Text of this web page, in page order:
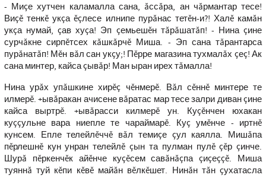
- Миçе хутчен каламалла сана, ăссăра, ан чăрмантар тесе!
Виçĕ тенкĕ укçа ĕçлесе илнипе пурăнас тетĕн-и?! Халĕ камăн
укçа нумай, çав хуçа! Эп çемьешĕн тăрăшатăп! - Нина çине
сурчăкне сирпĕтсех кăшкăрчĕ Миша. - Эп сана тăрантарса
пурăнатăп! Мĕн вăл сан укçу;! Пĕрре магазина тухмалăх çеç! Ак
сана минтер, кайса çывăр! Ман ыран ирех тăмалла!
Нина урăх упăшкине хирĕç чĕнмерĕ. Вăл сĕннĕ минтере те
илмерĕ. +ывăракан ачисене вăратас мар тесе залри диван çине
кайса выртрĕ. +ывăрасси килмерĕ ун. Куçĕнчен юхакан
куççульне вара ниепле те чараймарĕ. Куç умĕнче - иртнĕ
кунсем. Епле телейлĕччĕ вăл темиçе çул каялла. Мишăпа
пĕрлешнĕ кун унран телейлĕ çын та пулман пулĕ çĕр çинче.
Шурă пĕркенчĕк айĕнче куçĕсем савăнăçпа çиçеççĕ. Миша
туяннă туй кĕпи кĕвĕ майăн вĕлкĕшет. Нинăн тăн çухатасла